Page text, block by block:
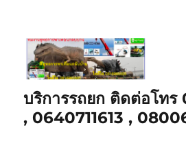
บริการรถยก ติดต่อโท
, 0640711613 ,